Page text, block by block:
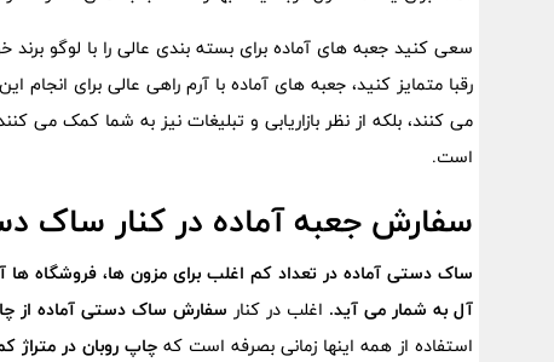
سعی کنید جعبه های آماده برای بسته بندی عالی را با لوگو
رقبا متمایز کنید، جعبه های آماده با آرم راهی عالی برای
می کنند، بلکه از نظر بازاریابی و تبلیغات نیز به شما کمک می
است.
سفارش جعبه آماده در کنار ساک
ساک دستی آماده در تعداد کم اغلب برای مزون ها، فروشگاه
آل به شمار می آید. اغلب در کنار سفارش ساک دستی آماده از
استفاده از همه اینها زمانی بصرفه است کهچاپ روبان در متراژ